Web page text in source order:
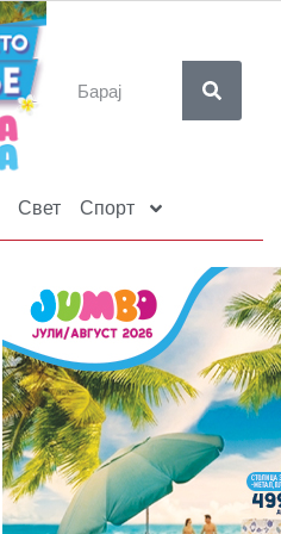
Свет Спорт